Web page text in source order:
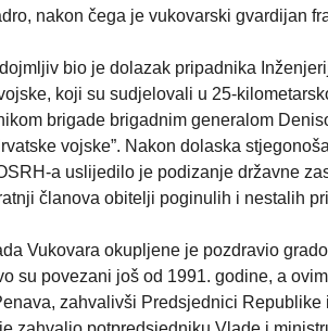
nakon čega je vukovarski gvardijan
bio je dolazak pripadnika
koji su sudjelovali u 25-
brigade brigadnim generalom
vojske”. Nakon dolaska
a uslijedilo je podizanje državne
članova obitelji poginulih i nestalih
Vukovara okupljene je pozdravio
su povezani još od 1991. godine, a
zahvalivši Predsjednici